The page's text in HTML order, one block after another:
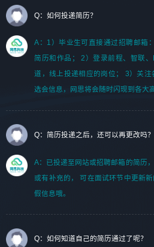
Q：如何投递简历？
A：1）毕业生可直接通过招聘邮箱
简历和作品； 2）登录前程、智联
道，线上投递相应的岗位； 3）关
选会信息，网思将会随时闪现到各大
Q：简历投递之后，还可以再更改吗？
A：已投递至网站或招聘邮箱的简历
或有补充的， 可在面试环节中更新
假信息哦。
Q：如何知道自己的简历通过了呢？